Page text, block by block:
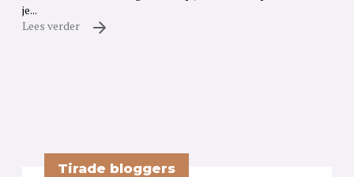
je...
Lees verder
Tirade bloggers